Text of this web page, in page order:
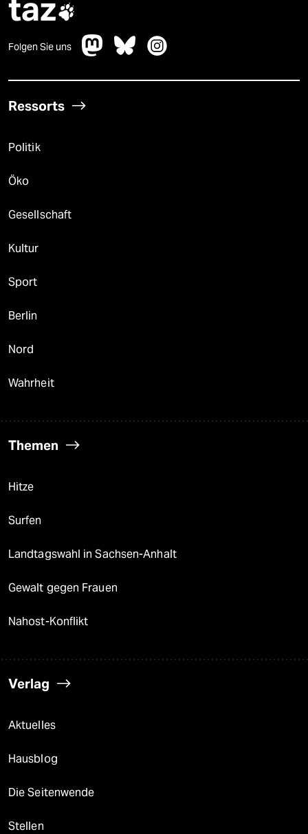
taz
Folgen Sie uns
Ressorts
Politik
Öko
Gesellschaft
Kultur
Sport
Berlin
Nord
Wahrheit
Themen
Hitze
Surfen
Landtagswahl in Sachsen-Anhalt
Gewalt gegen Frauen
Nahost-Konflikt
Verlag
Aktuelles
Hausblog
Die Seitenwende
Stellen